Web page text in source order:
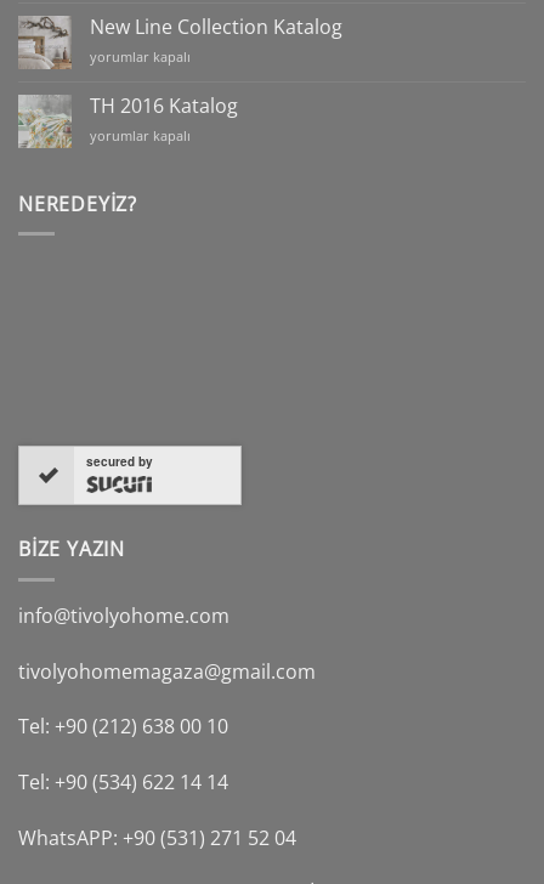
2017
Katalog
için
New Line Collection Katalog
New
Collection
Katalog
için
yorumlar kapalı
TH 2016 Katalog
TH
için
yorumlar kapalı
NEREDEYIZ?
secured by
BİZE YAZIN
info@tivolyohome.com
tivolyohomemagaza@gmail.com
Tel: +90 (212) 638 00 10
Tel: +90 (534) 622 14 14
WhatsAPP: +90 (531) 271 52 04